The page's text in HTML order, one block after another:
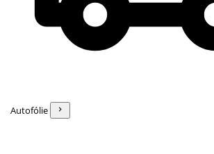
Autofólie